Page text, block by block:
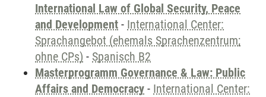
International Law of Global Security, Peace
and Development - International Center:
Sprachangebot (ehemals Sprachenzentrum;
ohne CPs) - Spanisch B2
Masterprogramm Governance & Law: Public
Affairs and Democracy - International Center: